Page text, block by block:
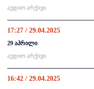
აუდიო არქივი
17:27 / 29.04.2025
29 აპრილი
აუდიო არქივი
16:42 / 29.04.2025